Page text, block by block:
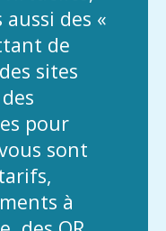
des «
de
sites
pour
sont
à